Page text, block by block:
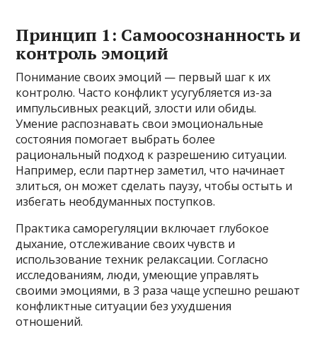
Принцип 1: Самоосознанность и
контроль эмоций
Понимание своих эмоций — первый шаг к их
контролю. Часто конфликт усугубляется из-за
импульсивных реакций, злости или обиды.
Умение распознавать свои эмоциональные
состояния помогает выбрать более
рациональный подход к разрешению ситуации.
Например, если партнер заметил, что начинает
злиться, он может сделать паузу, чтобы остыть и
избегать необдуманных поступков.
Практика саморегуляции включает глубокое
дыхание, отслеживание своих чувств и
использование техник релаксации. Согласно
исследованиям, люди, умеющие управлять
своими эмоциями, в 3 раза чаще успешно решают
конфликтные ситуации без ухудшения
отношений.